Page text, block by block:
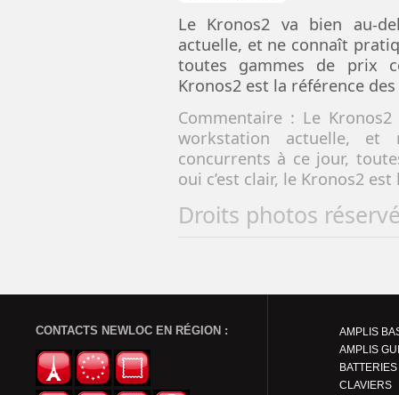
Le Kronos2 va bien au-
actuelle, et ne connaît
toutes gammes de prix
Kronos2 est la référence
Commentaire : Le
workstation actuelle, et
concurrents à ce jour,
oui c’est clair, le Kronos2
Droits photos
CONTACTS NEWLOC EN RÉGION :
AMPLIS
AMPLIS
BATTERIES
CLAVIERS